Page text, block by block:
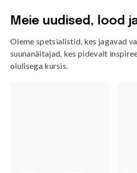
Meie uudised, lood
Oleme spetsialistid, kes jagavad
suunanäitajad, kes pidevalt
olulisega kursis.